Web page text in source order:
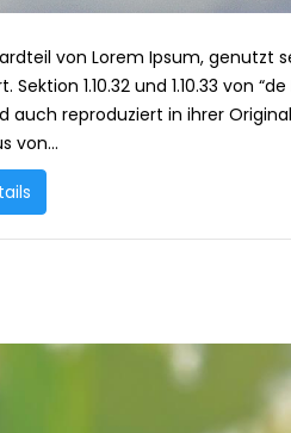
von Lorem Ipsum, genutzt
Sektion 1.10.32 und 1.10.33 von
auch reproduziert in ihrer
von...